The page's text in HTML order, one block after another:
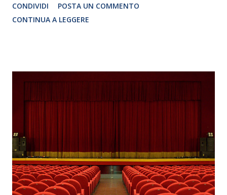
COREOGRAFIE GABOR MIHALYI CON LA
PARTECIPAZIONE STRAORDINARIA DI SHLOMO MINTZ
di HUNGARIAN STATE FOLK ENSEMBLE
CONDIVIDI
POSTA UN COMMENTO
CONTINUA A LEGGERE